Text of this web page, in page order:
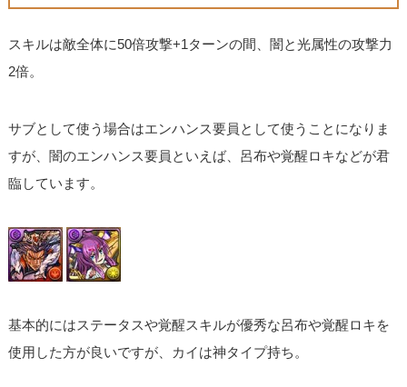
スキルは敵全体に50倍攻撃+1ターンの間、闇と光属性の攻撃力
2倍。
サブとして使う場合はエンハンス要員として使うことになりま
すが、闇のエンハンス要員といえば、呂布や覚醒ロキなどが君
臨しています。
基本的にはステータスや覚醒スキルが優秀な呂布や覚醒ロキを
使用した方が良いですが、カイは神タイプ持ち。